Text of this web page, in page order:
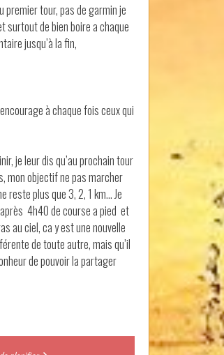
premier tour, pas de garmin je
surtout de bien boire a chaque
jusqu’à la fin,
à chaque fois ceux qui
je leur dis qu’au prochain tour
mon objectif ne pas marcher
reste plus que 3, 2, 1 km… Je
4h40 de course a pied et
au ciel, ca y est une nouvelle
de toute autre, mais qu’il
de pouvoir la partager